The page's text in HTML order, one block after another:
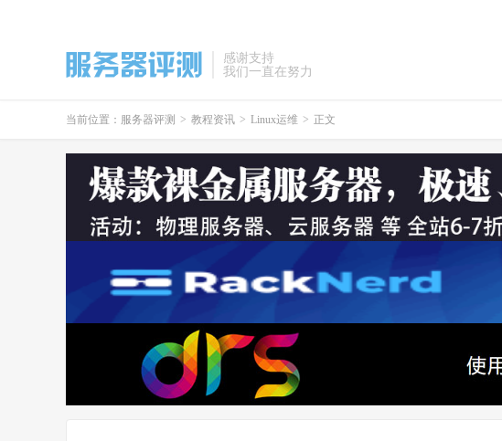
感谢支持
我们一直在努力
当前位置： 服务器评测 > 教程资讯 > Linux运维 > 正文